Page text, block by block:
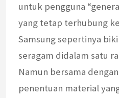
untuk pengguna
yang tetap terhubung
Samsung sepertinya
seragam didalam satu
Namun bersama
penentuan material